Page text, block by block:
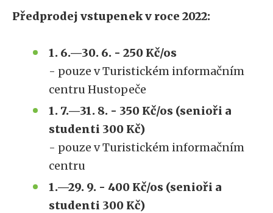
Předprodej vstupenek v roce 2022:
1. 6.—30. 6. - 250 Kč/os
- pouze v Turistickém informačním
centru Hustopeče
1. 7.—31. 8. - 350 Kč/os (senioři a
studenti 300 Kč)
- pouze v Turistickém informačním
centru
1.—29. 9. - 400 Kč/os (senioři a
studenti 300 Kč)